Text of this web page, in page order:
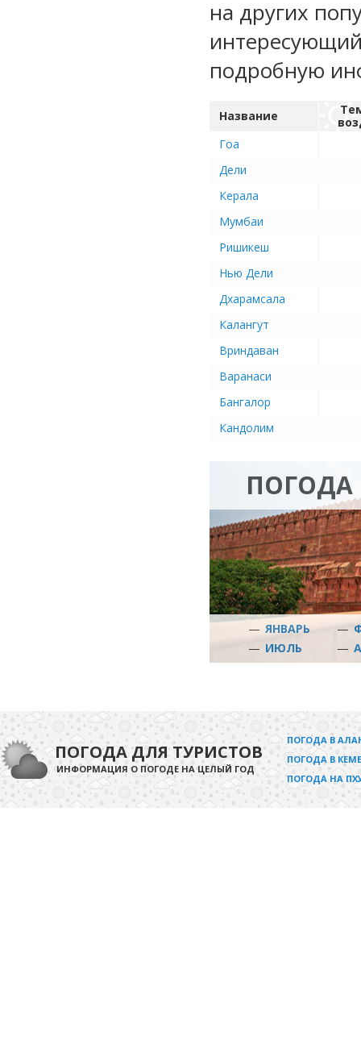
на других
подробную
Название
Гоа
Дели
Керала
Мумбаи
Ришикеш
Нью Дели
Дхарамсала
Калангут
Вриндаван
Варанаси
Бангалор
Кандолим
ПОГОДА
— ЯНВАРЬ —
— ИЮЛЬ —
ПОГОДА ДЛЯ ТУРИСТОВ
ИНФОРМАЦИЯ О ПОГОДЕ НА ЦЕЛЫЙ ГОД
ПОГОДА В
ПОГОДА В
ПОГОДА НА